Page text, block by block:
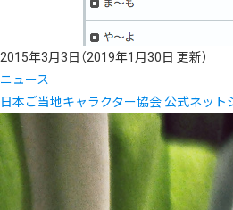
2015年3月3日 （2019年1月30日 更新）
ニュース
日本ご当地キャラクター協会 公式ネット